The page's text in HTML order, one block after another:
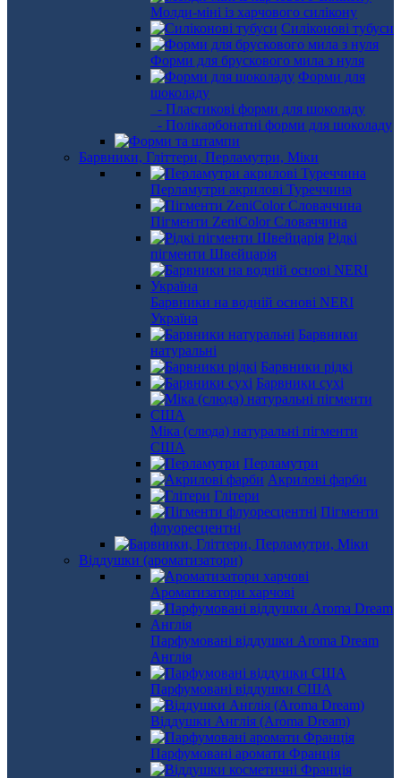
Молди-міні із харчового силікону
Силіконові тубуси
Форми для брускового мила з нуля
Форми для
шоколаду
- Пластикові форми для шоколаду
- Полікарбонатні форми для шоколаду
Барвники, Гліттери, Перламутри, Міки
Перламутри акрилові Туреччина
Пігменти ZeniColor Словаччина
Рідкі
пігменти Швейцарія
Барвники на водній основі NERI
Україна
Барвники
натуральні
Барвники рідкі
Барвники сухі
Міка (слюда) натуральні пігменти
США
Перламутри
Акрилові фарби
Глітери
Пігменти
флуоресцентні
Віддушки (ароматизатори)
Ароматизатори харчові
Парфумовані віддушки Aroma Dream
Англія
Парфумовані віддушки США
Віддушки Англія (Aroma Dream)
Парфумовані аромати Франція